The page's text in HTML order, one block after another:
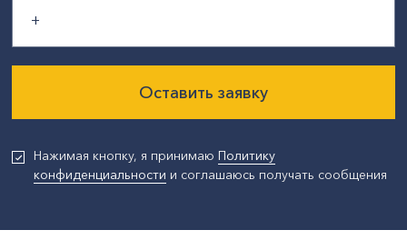
Оставить заявку
Нажимая кнопку, я принимаю Политику
конфиденциальности и соглашаюсь получать сообщения